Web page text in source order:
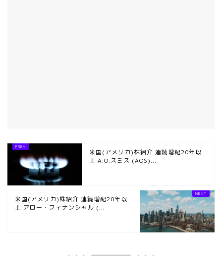
米国(アメリカ)株紹介 連続増配20年以
上 A.O.スミス (AOS)...
米国(アメリカ)株紹介 連続増配20年以
上 アロー・フィナンシャル (...